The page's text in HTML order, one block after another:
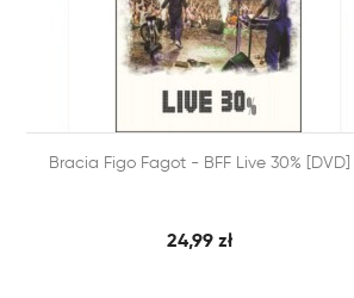
DODAJ DO KOSZYKA SZYBKI PODGLĄD
Bracia Figo Fagot - BFF Live 30% [DVD]
24,99 zł